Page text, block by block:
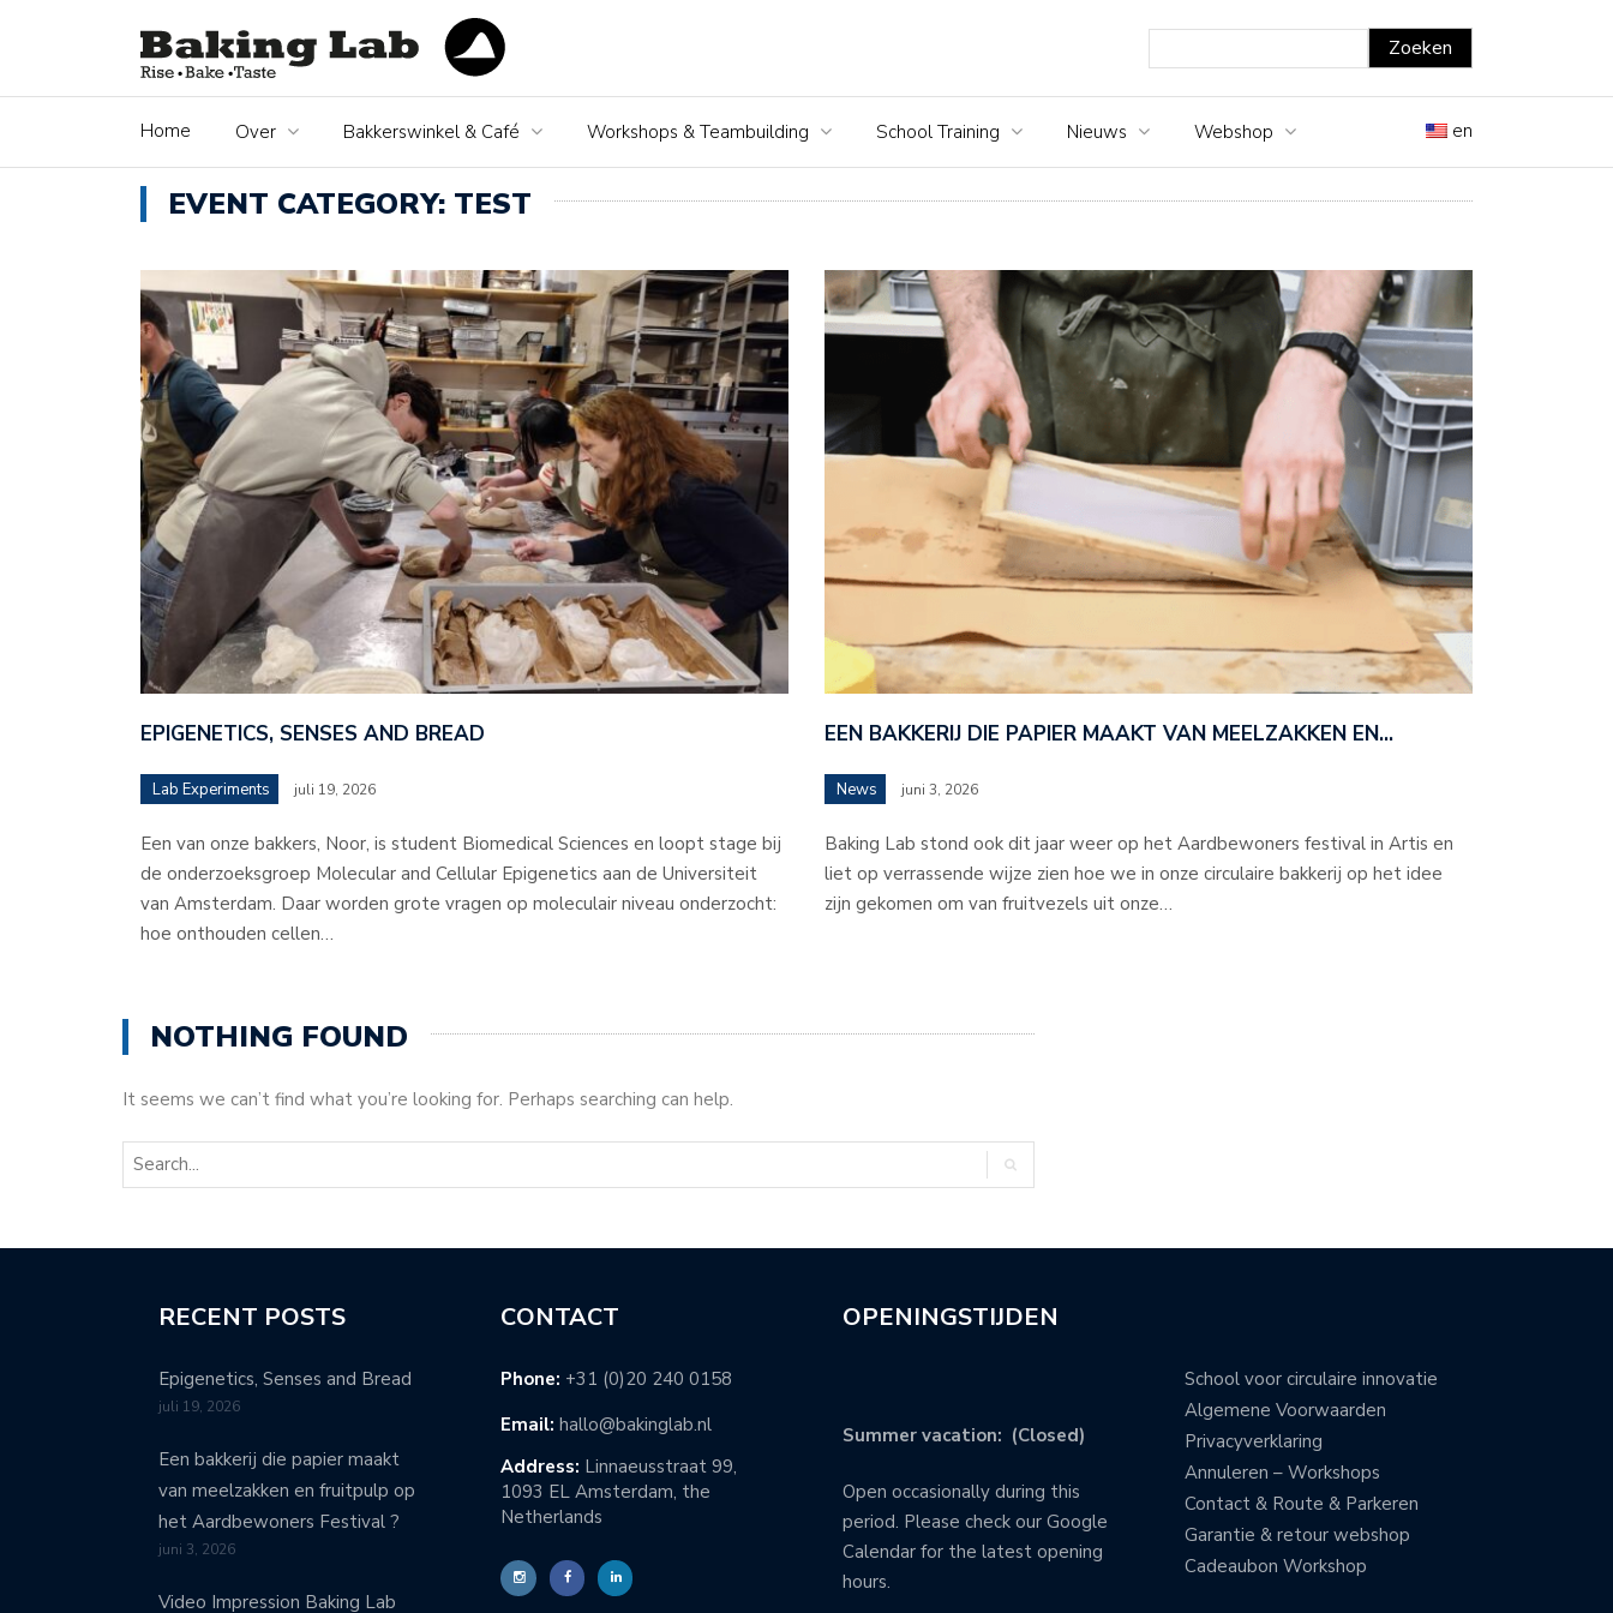
en
Home Over Bakkerswinkel & Café Workshops & Teambuilding School Training Nieuws Webshop
EVENT CATEGORY: TEST
EPIGENETICS, SENSES AND BREAD
Lab Experiments juli 19, 2026
Een van onze bakkers, Noor, is student Biomedical Sciences en loopt stage bij
de onderzoeksgroep Molecular and Cellular Epigenetics aan de Universiteit
van Amsterdam. Daar worden grote vragen op moleculair niveau onderzocht:
hoe onthouden cellen…
EEN BAKKERIJ DIE PAPIER MAAKT VAN MEELZAKKEN EN…
News juni 3, 2026
Baking Lab stond ook dit jaar weer op het Aardbewoners festival in Artis en
liet op verrassende wijze zien hoe we in onze circulaire bakkerij op het idee
zijn gekomen om van fruitvezels uit onze…
NOTHING FOUND
It seems we can’t find what you’re looking for. Perhaps searching can help.
RECENT POSTS
Epigenetics, Senses and Bread
juli 19, 2026
Een bakkerij die papier maakt
van meelzakken en fruitpulp op
het Aardbewoners Festival ?
juni 3, 2026
Video Impression Baking Lab
CONTACT
Phone: +31 (0)20 240 0158
Email: hallo@bakinglab.nl
Address: Linnaeusstraat 99,
1093 EL Amsterdam, the
Netherlands
OPENINGSTIJDEN
Summer vacation: (Closed)
Open occasionally during this
period. Please check our Google
Calendar for the latest opening
hours.
School voor circulaire innovatie
Algemene Voorwaarden
Privacyverklaring
Annuleren – Workshops
Contact & Route & Parkeren
Garantie & retour webshop
Cadeaubon Workshop